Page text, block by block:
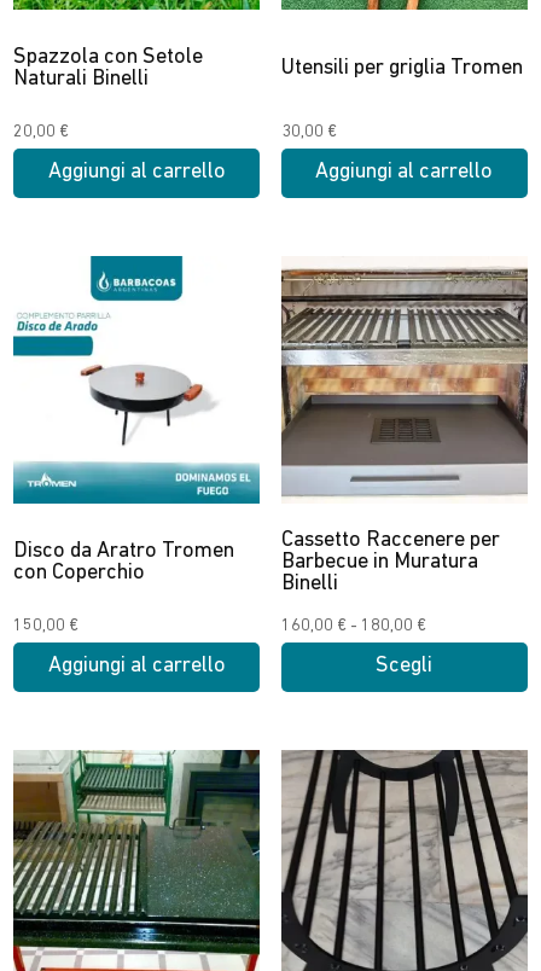
pagina
prodotto
Spazzola con Setole
Naturali Binelli
20,00 €
Aggiungi al carrello
Utensili per griglia Tromen
30,00 €
Aggiungi al carrello
Disco da Aratro Tromen
con Coperchio
150,00 €
Aggiungi al carrello
Cassetto Raccenere per
Barbecue in Muratura
Binelli
160,00 € - 180,00 €Fascia
di
160,00 €
a
180,00 €
Scegli
ha
varianti.
Le
opzioni
possono
essere